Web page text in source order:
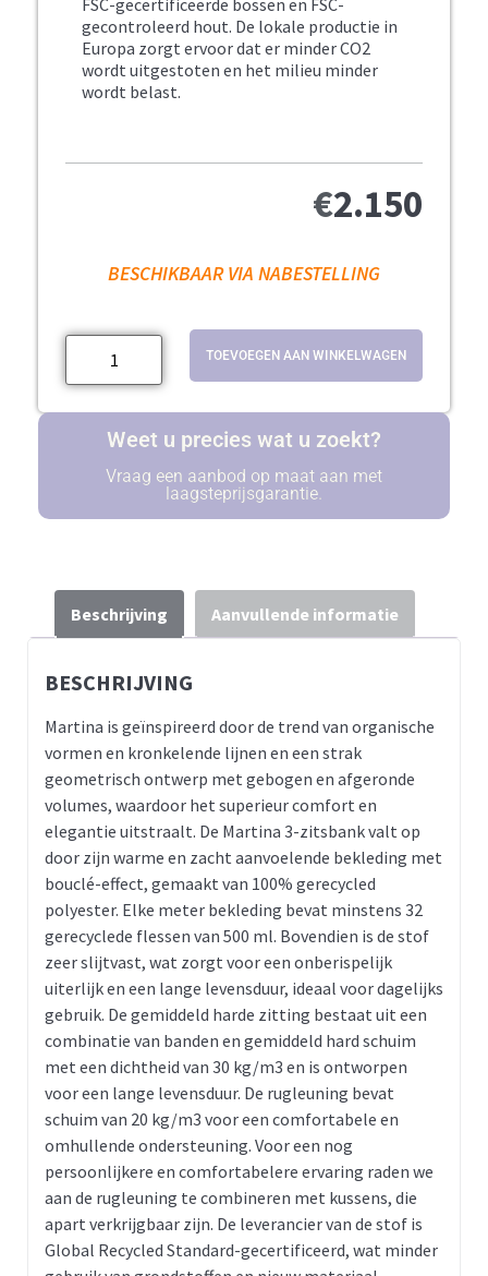
FSC-gecertificeerde bossen en FSC-
gecontroleerd hout. De lokale productie in
Europa zorgt ervoor dat er minder CO2
wordt uitgestoten en het milieu minder
wordt belast.
€2.150
BESCHIKBAAR VIA NABESTELLING
TOEVOEGEN AAN WINKELWAGEN
Weet u precies wat u zoekt?
Vraag een aanbod op maat aan met
laagsteprijsgarantie.
Beschrijving Aanvullende informatie
BESCHRIJVING
Martina is geïnspireerd door de trend van organische
vormen en kronkelende lijnen en een strak
geometrisch ontwerp met gebogen en afgeronde
volumes, waardoor het superieur comfort en
elegantie uitstraalt. De Martina 3-zitsbank valt op
door zijn warme en zacht aanvoelende bekleding met
bouclé-effect, gemaakt van 100% gerecycled
polyester. Elke meter bekleding bevat minstens 32
gerecyclede flessen van 500 ml. Bovendien is de stof
zeer slijtvast, wat zorgt voor een onberispelijk
uiterlijk en een lange levensduur, ideaal voor dagelijks
gebruik. De gemiddeld harde zitting bestaat uit een
combinatie van banden en gemiddeld hard schuim
met een dichtheid van 30 kg/m3 en is ontworpen
voor een lange levensduur. De rugleuning bevat
schuim van 20 kg/m3 voor een comfortabele en
omhullende ondersteuning. Voor een nog
persoonlijkere en comfortabelere ervaring raden we
aan de rugleuning te combineren met kussens, die
apart verkrijgbaar zijn. De leverancier van de stof is
Global Recycled Standard-gecertificeerd, wat minder